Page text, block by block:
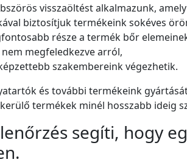
visszaöltést alkalmazunk,
biztosítjuk termékeink sokéves
része a termék bőr
megfeledkezve arról,
szakembereink végezhetik.
és további termékeink
termékek minél hosszabb ideig
segíti, hogy